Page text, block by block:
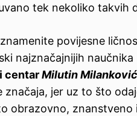
tek nekoliko takvih
povijesne
najznačajnijih
centarMilutin Milanković
jer uz to što
obrazovno,